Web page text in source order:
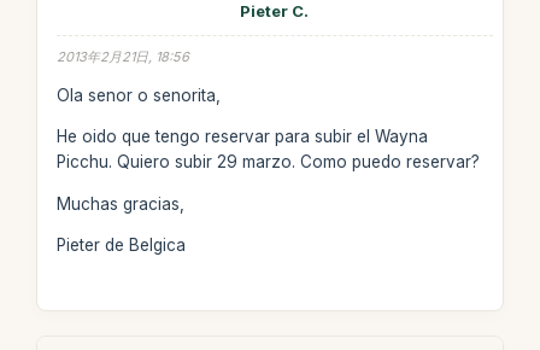
Pieter C.
2013年2月21日, 18:56
Ola senor o senorita,
He oido que tengo reservar para subir el Wayna
Picchu. Quiero subir 29 marzo. Como puedo reservar?
Muchas gracias,
Pieter de Belgica